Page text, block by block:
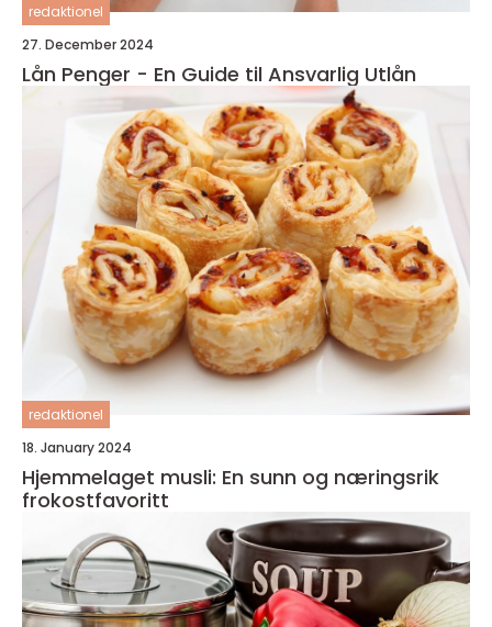
redaktionel
27. December 2024
Lån Penger - En Guide til Ansvarlig Utlån
redaktionel
18. January 2024
Hjemmelaget musli: En sunn og næringsrik
frokostfavoritt